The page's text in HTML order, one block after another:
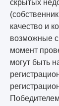
скрытых
качество и
возможные
момент
могут быть